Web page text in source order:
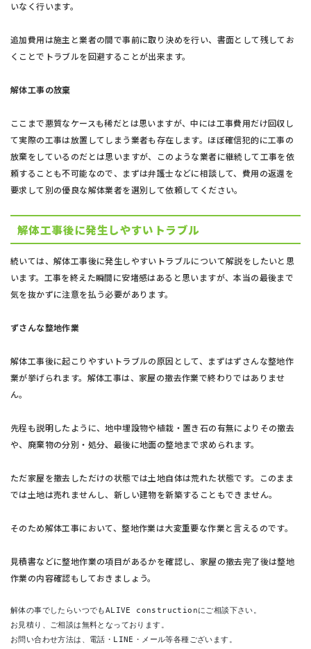
いなく行います。
追加費用は施主と業者の間で事前に取り決めを行い、書面として残してお
くことでトラブルを回避することが出来ます。
解体工事の放棄
ここまで悪質なケースも稀だとは思いますが、中には工事費用だけ回収し
て実際の工事は放置してしまう業者も存在します。ほぼ確信犯的に工事の
放棄をしているのだとは思いますが、このような業者に継続して工事を依
頼することも不可能なので、まずは弁護士などに相談して、費用の返還を
要求して別の優良な解体業者を選別して依頼してください。
解体工事後に発生しやすいトラブル
続いては、解体工事後に発生しやすいトラブルについて解説をしたいと思
います。工事を終えた瞬間に安堵感はあると思いますが、本当の最後まで
気を抜かずに注意を払う必要があります。
ずさんな整地作業
解体工事後に起こりやすいトラブルの原因として、まずはずさんな整地作
業が挙げられます。解体工事は、家屋の撤去作業で終わりではありませ
ん。
先程も説明したように、地中埋設物や植栽・置き石の有無によりその撤去
や、廃棄物の分別・処分、最後に地面の整地まで求められます。
ただ家屋を撤去しただけの状態では土地自体は荒れた状態です。このまま
では土地は売れませんし、新しい建物を新築することもできません。
そのため解体工事において、整地作業は大変重要な作業と言えるのです。
見積書などに整地作業の項目があるかを確認し、家屋の撤去完了後は整地
作業の内容確認もしておきましょう。
解体の事でしたらいつでもALIVE constructionにご相談下さい。
お見積り、ご相談は無料となっております。
お問い合わせ方法は、電話・LINE・メール等各種ございます。